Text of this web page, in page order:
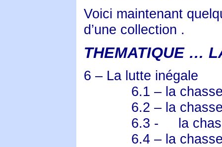
Voici maintenant
d’une collection .
THEMATIQUE …
6 – La lutte inégale
6.1 – la
6.2 – la
6.3 -
la
6.4 – la